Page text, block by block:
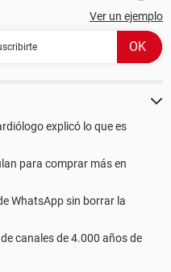
Ver un ejemplo
explicó lo que es
para comprar más en
WhatsApp sin borrar la
canales de 4.000 años de